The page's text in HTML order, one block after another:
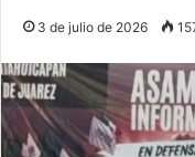
3 de julio de 2026